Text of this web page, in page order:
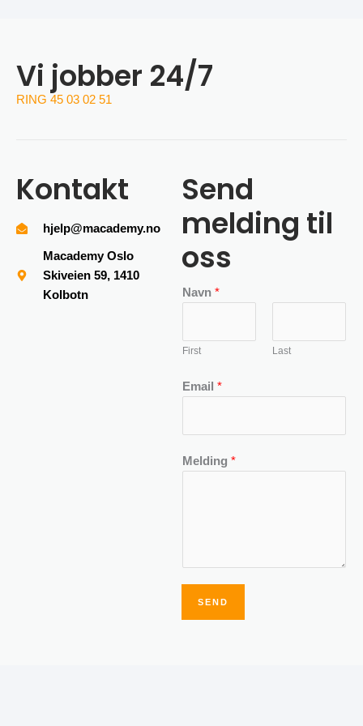
Vi jobber 24/7
RING 45 03 02 51
Kontakt
hjelp@macademy.no
Macademy Oslo
Skiveien 59, 1410
Kolbotn
Send
melding til
oss
Navn *
First Last
Email *
Melding *
SEND